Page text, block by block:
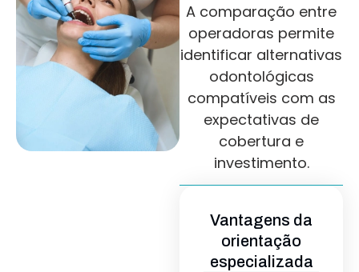
A comparação entre
operadoras permite
identificar alternativas
odontológicas
compatíveis com as
expectativas de
cobertura e
investimento.
Vantagens da
orientação
especializada